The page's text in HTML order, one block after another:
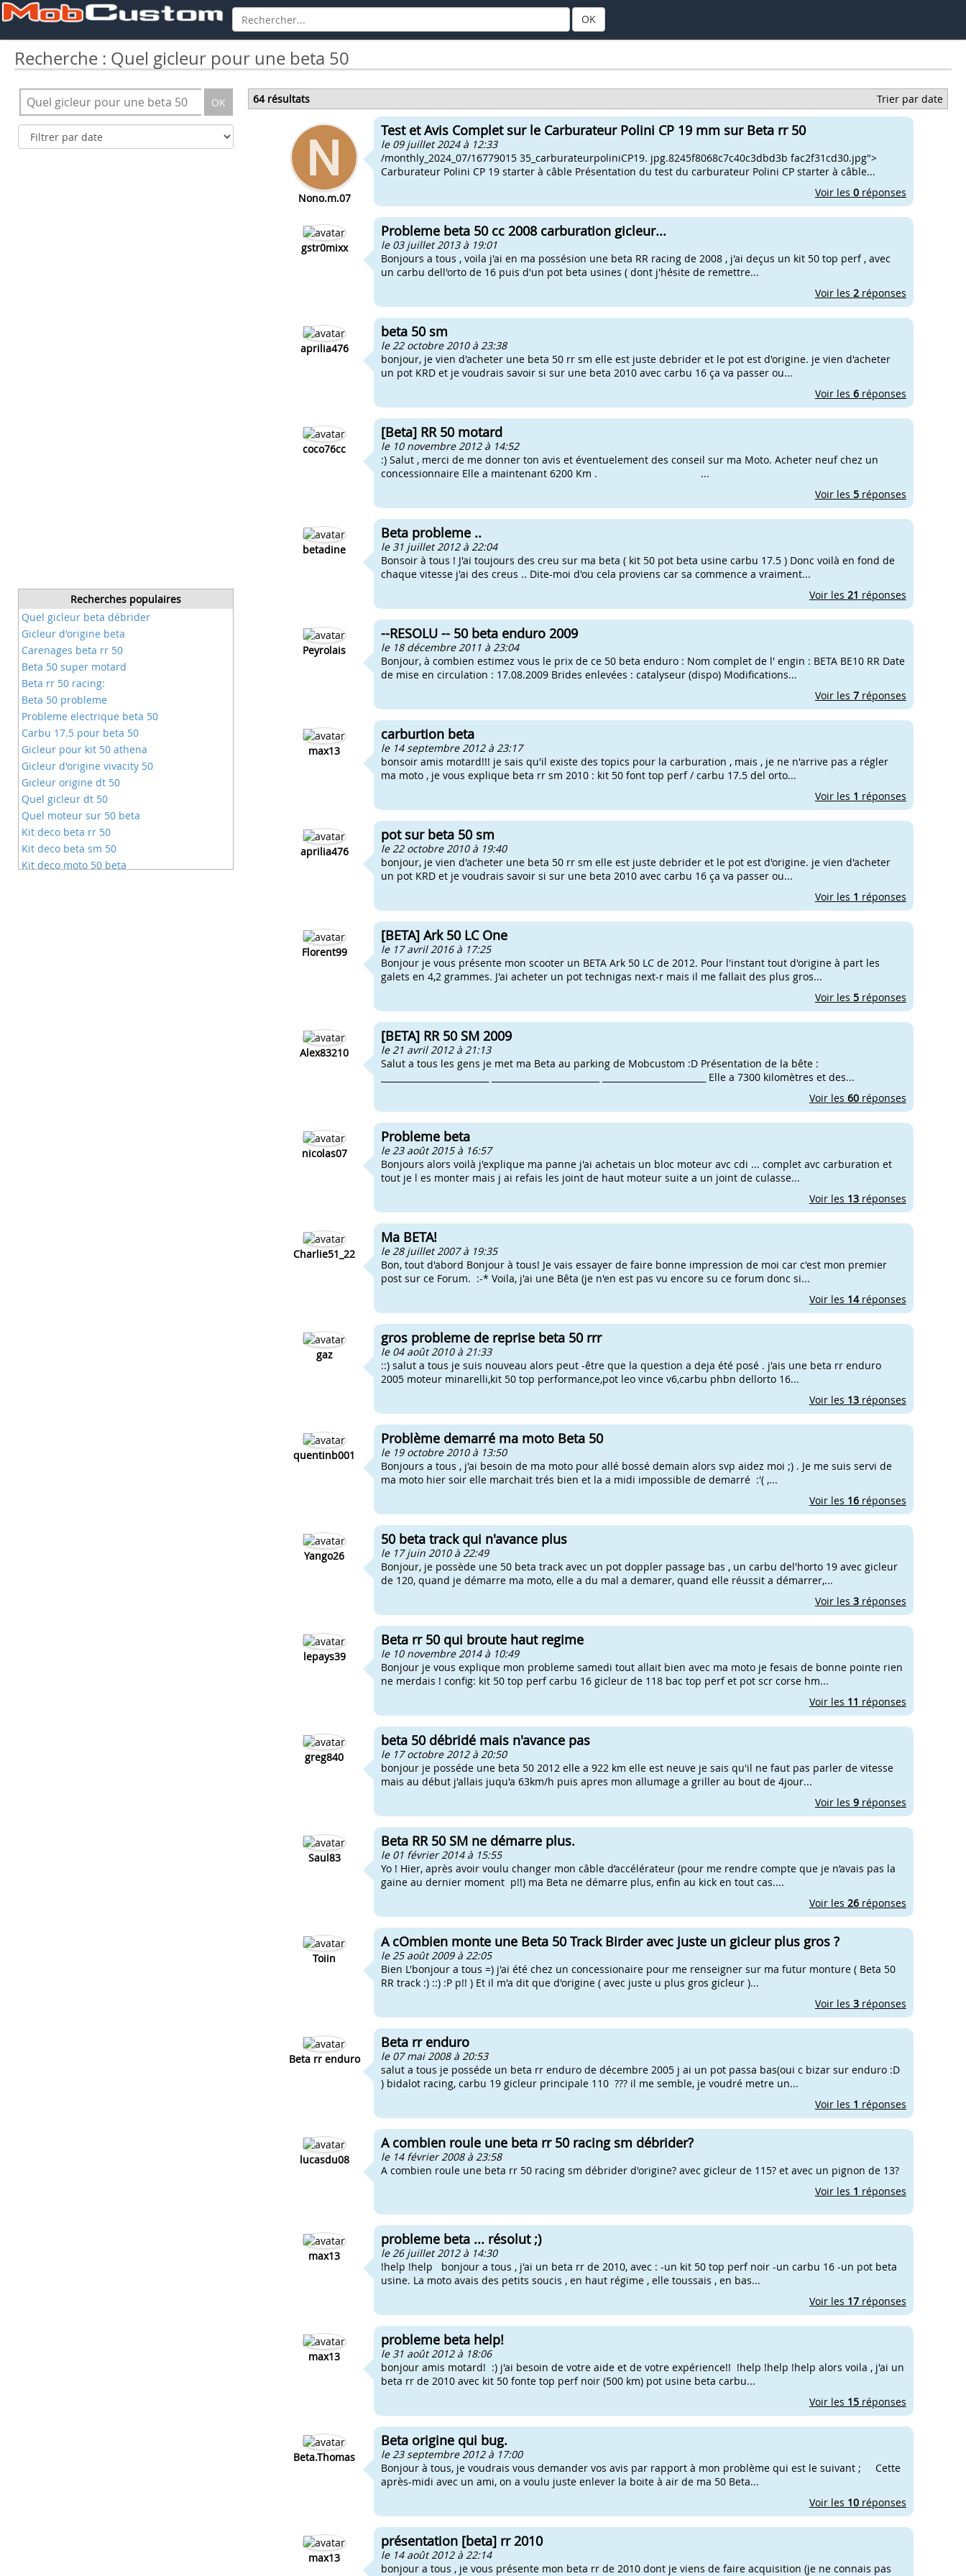
OK
Recherche : Quel gicleur pour une beta 50
OK
Recherches populaires
Quel gicleur beta débrider
Gicleur d'origine beta
Carenages beta rr 50
Beta 50 super motard
Beta rr 50 racing:
Beta 50 probleme
Probleme electrique beta 50
Carbu 17.5 pour beta 50
Gicleur pour kit 50 athena
Gicleur d'origine vivacity 50
Gicleur origine dt 50
Quel gicleur dt 50
Quel moteur sur 50 beta
Kit deco beta rr 50
Kit deco beta sm 50
Kit deco moto 50 beta
64 résultats Trier par date
Nono.m.07
Test et Avis Complet sur le Carburateur Polini CP 19 mm sur Beta rr 50
le 09 juillet 2024 à 12:33
/monthly_2024_07/16779015 35_carburateurpoliniCP19. jpg.8245f8068c7c40c3dbd3b fac2f31cd30.jpg">
Carburateur Polini CP 19 starter à câble Présentation du test du carburateur Polini CP starter à câble...
Voir les 0réponses
gstr0mixx
Probleme beta 50 cc 2008 carburation gicleur...
le 03 juillet 2013 à 19:01
Bonjours a tous , voila j'ai en ma possésion une beta RR racing de 2008 , j'ai deçus un kit 50 top perf , avec
un carbu dell'orto de 16 puis d'un pot beta usines ( dont j'hésite de remettre...
Voir les 2réponses
aprilia476
beta 50 sm
le 22 octobre 2010 à 23:38
bonjour, je vien d'acheter une beta 50 rr sm elle est juste debrider et le pot est d'origine. je vien d'acheter
un pot KRD et je voudrais savoir si sur une beta 2010 avec carbu 16 ça va passer ou...
Voir les 6réponses
coco76cc
[Beta] RR 50 motard
le 10 novembre 2012 à 14:52
:) Salut , merci de me donner ton avis et éventuelement des conseil sur ma Moto. Acheter neuf chez un
concessionnaire Elle a maintenant 6200 Km . ...
Voir les 5réponses
betadine
Beta probleme ..
le 31 juillet 2012 à 22:04
Bonsoir à tous ! J'ai toujours des creu sur ma beta ( kit 50 pot beta usine carbu 17.5 ) Donc voilà en fond de
chaque vitesse j'ai des creus .. Dite-moi d'ou cela proviens car sa commence a vraiment...
Voir les 21 réponses
Peyrolais
--RESOLU -- 50 beta enduro 2009
le 18 décembre 2011 à 23:04
Bonjour, à combien estimez vous le prix de ce 50 beta enduro : Nom complet de l' engin : BETA BE10 RR Date
de mise en circulation : 17.08.2009 Brides enlevées : catalyseur (dispo) Modifications...
Voir les 7réponses
max13
carburtion beta
le 14 septembre 2012 à 23:17
bonsoir amis motard!!! je sais qu'il existe des topics pour la carburation , mais , je ne n'arrive pas a régler
ma moto , je vous explique beta rr sm 2010 : kit 50 font top perf / carbu 17.5 del orto...
Voir les 1 réponses
aprilia476
pot sur beta 50 sm
le 22 octobre 2010 à 19:40
bonjour, je vien d'acheter une beta 50 rr sm elle est juste debrider et le pot est d'origine. je vien d'acheter
un pot KRD et je voudrais savoir si sur une beta 2010 avec carbu 16 ça va passer ou...
Voir les 1 réponses
Florent99
[BETA] Ark 50 LC One
le 17 avril 2016 à 17:25
Bonjour je vous présente mon scooter un BETA Ark 50 LC de 2012. Pour l'instant tout d'origine à part les
galets en 4,2 grammes. J'ai acheter un pot technigas next-r mais il me fallait des plus gros...
Voir les 5réponses
Alex83210
[BETA] RR 50 SM 2009
le 21 avril 2012 à 21:13
Salut a tous les gens je met ma Beta au parking de Mobcustom :D Présentation de la bête :
_________________________ _________________________ ________________________ Elle a 7300 kilomètres et des...
Voir les 60réponses
nicolas07
Probleme beta
le 23 août 2015 à 16:57
Bonjours alors voilà j'explique ma panne j'ai achetais un bloc moteur avc cdi ... complet avc carburation et
tout je l es monter mais j ai refais les joint de haut moteur suite a un joint de culasse...
Voir les 13réponses
Charlie51_22
Ma BETA!
le 28 juillet 2007 à 19:35
Bon, tout d'abord Bonjour à tous! Je vais essayer de faire bonne impression de moi car c'est mon premier
post sur ce Forum. :-* Voila, j'ai une Bêta (je n'en est pas vu encore su ce forum donc si...
Voir les 14réponses
gaz
gros probleme de reprise beta 50 rrr
le 04 août 2010 à 21:33
::) salut a tous je suis nouveau alors peut -être que la question a deja été posé . j'ais une beta rr enduro
2005 moteur minarelli,kit 50 top performance,pot leo vince v6,carbu phbn dellorto 16...
Voir les 13réponses
quentinb001
Problème demarré ma moto Beta 50
le 19 octobre 2010 à 13:50
Bonjours a tous , j'ai besoin de ma moto pour allé bossé demain alors svp aidez moi ;) . Je me suis servi de
ma moto hier soir elle marchait trés bien et la a midi impossible de demarré :'( ,...
Voir les 16réponses
Yango26
50 beta track qui n'avance plus
le 17 juin 2010 à 22:49
Bonjour, je possède une 50 beta track avec un pot doppler passage bas , un carbu del'horto 19 avec gicleur
de 120, quand je démarre ma moto, elle a du mal a demarer, quand elle réussit a démarrer,...
Voir les 3réponses
lepays39
Beta rr 50 qui broute haut regime
le 10 novembre 2014 à 10:49
Bonjour je vous explique mon probleme samedi tout allait bien avec ma moto je fesais de bonne pointe rien
ne merdais ! config: kit 50 top perf carbu 16 gicleur de 118 bac top perf et pot scr corse hm...
Voir les 11 réponses
greg840
beta 50 débridé mais n'avance pas
le 17 octobre 2012 à 20:50
bonjour je posséde une beta 50 2012 elle a 922 km elle est neuve je sais qu'il ne faut pas parler de vitesse
mais au début j'allais juqu'a 63km/h puis apres mon allumage a griller au bout de 4jour...
Voir les 9réponses
Saul83
Beta RR 50 SM ne démarre plus.
le 01 février 2014 à 15:55
Yo ! Hier, après avoir voulu changer mon câble d’accélérateur (pour me rendre compte que je n’avais pas la
gaine au dernier moment p!!) ma Beta ne démarre plus, enfin au kick en tout cas....
Voir les 26réponses
Toiin
A cOmbien monte une Beta 50 Track Birder avec juste un gicleur plus gros ?
le 25 août 2009 à 22:05
Bien L'bonjour a tous =) j'ai été chez un concessionaire pour me renseigner sur ma futur monture ( Beta 50
RR track :) ::) :P p!! ) Et il m'a dit que d'origine ( avec juste u plus gros gicleur )...
Voir les 3réponses
Beta rr enduro
Beta rr enduro
le 07 mai 2008 à 20:53
salut a tous je posséde un beta rr enduro de décembre 2005 j ai un pot passa bas(oui c bizar sur enduro :D
) bidalot racing, carbu 19 gicleur principale 110 ??? il me semble, je voudré metre un...
Voir les 1 réponses
lucasdu08
A combien roule une beta rr 50 racing sm débrider?
le 14 février 2008 à 23:58
A combien roule une beta rr 50 racing sm débrider d'origine? avec gicleur de 115? et avec un pignon de 13?
Voir les 1 réponses
max13
probleme beta ... résolut ;)
le 26 juillet 2012 à 14:30
!help !help bonjour a tous , j'ai un beta rr de 2010, avec : -un kit 50 top perf noir -un carbu 16 -un pot beta
usine. La moto avais des petits soucis , en haut régime , elle toussais , en bas...
Voir les 17réponses
max13
probleme beta help!
le 31 août 2012 à 18:06
bonjour amis motard! :) j'ai besoin de votre aide et de votre expérience!! !help !help !help alors voila , j'ai un
beta rr de 2010 avec kit 50 fonte top perf noir (500 km) pot usine beta carbu...
Voir les 15réponses
Beta.Thomas
Beta origine qui bug.
le 23 septembre 2012 à 17:00
Bonjour à tous, je voudrais vous demander vos avis par rapport à mon problème qui est le suivant ; Cette
après-midi avec un ami, on a voulu juste enlever la boite à air de ma 50 Beta...
Voir les 10réponses
max13
présentation [beta] rr 2010
le 14 août 2012 à 22:14
bonjour a tous , je vous présente mon beta rr de 2010 dont je viens de faire acquisition (je ne connais pas